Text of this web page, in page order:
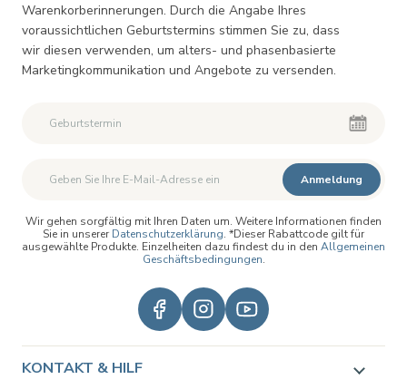
Warenkorberinnerungen. Durch die Angabe Ihres
voraussichtlichen Geburtstermins stimmen Sie zu, dass
wir diesen verwenden, um alters- und phasenbasierte
Marketingkommunikation und Angebote zu versenden.
Zweiter Vorname
Anmeldung
Wir gehen sorgfältig mit Ihren Daten um. Weitere Informationen finden
Sie in unserer Datenschutzerklärung. *Dieser Rabattcode gilt für
ausgewählte Produkte. Einzelheiten dazu findest du in den Allgemeinen
Geschäftsbedingungen.
KONTAKT & HILF